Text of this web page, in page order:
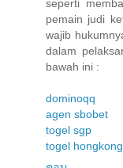
seperti
pemain judi
wajib
dalam
bawah ini :
dominoqq
agen sbobet
togel sgp
togel hongkong